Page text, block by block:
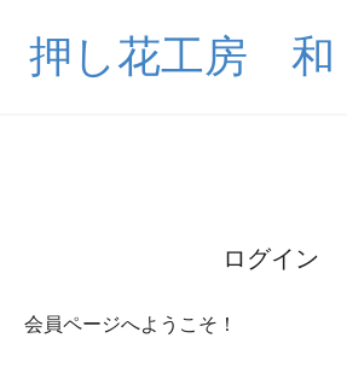
押し花工房
ログイン
会員ページへようこそ！